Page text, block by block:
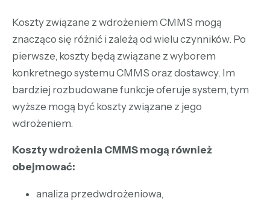
Koszty związane z wdrożeniem CMMS mogą
znacząco się różnić i zależą od wielu czynników. Po
pierwsze, koszty będą związane z wyborem
konkretnego systemu CMMS oraz dostawcy. Im
bardziej rozbudowane funkcje oferuje system, tym
wyższe mogą być koszty związane z jego
wdrożeniem.
Koszty wdrożenia CMMS mogą również
obejmować:
analiza przedwdrożeniowa,